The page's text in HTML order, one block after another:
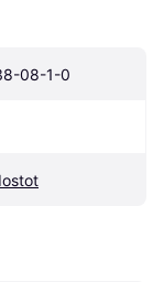
08-1-0